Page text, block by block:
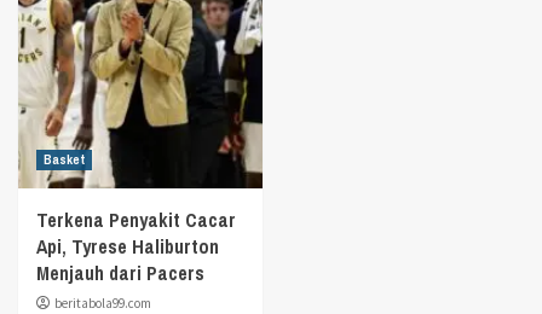
Basket
Terkena Penyakit Cacar
Api, Tyrese Haliburton
Menjauh dari Pacers
beritabola99.com